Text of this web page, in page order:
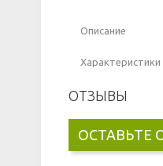
Описание
Характеристики
ОТЗЫВЫ
ОСТАВЬТЕ